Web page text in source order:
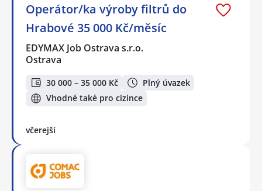
Operátor/ka výroby filtrů do
Hrabové 35 000 Kč/měsíc
EDYMAX Job Ostrava s.r.o.
Ostrava
30 000 – 35 000 Kč
Plný úvazek
Vhodné také pro cizince
včerejší